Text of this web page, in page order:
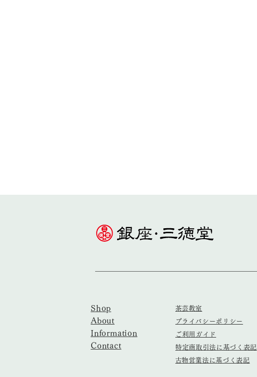
Shop
About
Information
Contact
​茶芸教室
​プライバシーポリシー
ご利用ガイド
特定商取引法に基づく表記
​古物営業法に基づく表記